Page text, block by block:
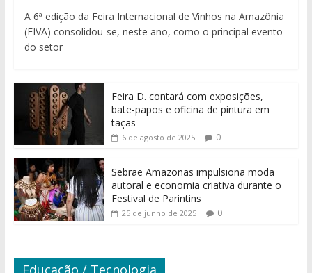
A 6ª edição da Feira Internacional de Vinhos na Amazônia
(FIVA) consolidou-se, neste ano, como o principal evento
do setor
Feira D. contará com exposições,
bate-papos e oficina de pintura em
taças
6 de agosto de 2025 0
Sebrae Amazonas impulsiona moda
autoral e economia criativa durante o
Festival de Parintins
25 de junho de 2025 0
Educação / Tecnologia